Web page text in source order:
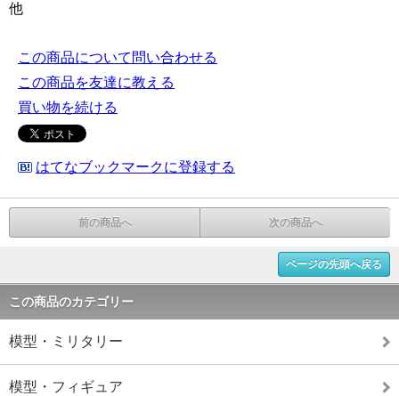
他
この商品について問い合わせる
この商品を友達に教える
買い物を続ける
はてなブックマークに登録する
前の商品へ 次の商品へ
ページの先頭へ戻る
この商品のカテゴリー
模型・ミリタリー
模型・フィギュア